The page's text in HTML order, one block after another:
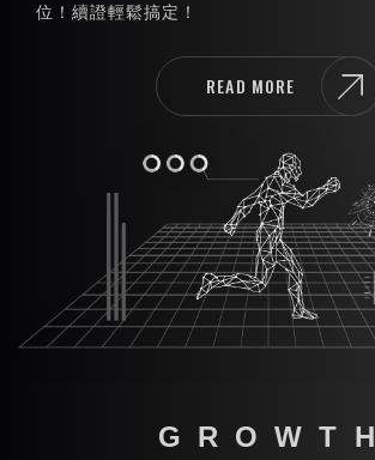
位！續證輕鬆搞定！
READ MORE
G R O W T H